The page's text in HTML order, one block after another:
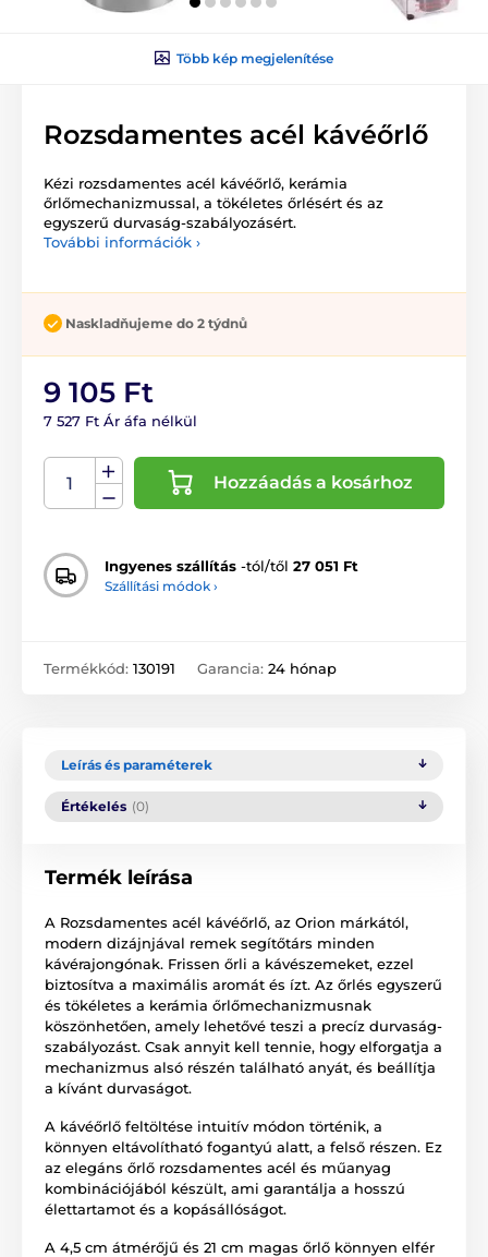
Több kép megjelenítése
Rozsdamentes acél kávéőrlő
Kézi rozsdamentes acél kávéőrlő, kerámia
őrlőmechanizmussal, a tökéletes őrlésért és az
egyszerű durvaság-szabályozásért.
További információk ›
Naskladňujeme do 2 týdnů
9 105 Ft
7 527 Ft Ár áfa nélkül
Hozzáadás a kosárhoz
Ingyenes szállítás -tól/től 27 051 Ft
Szállítási módok ›
Termékkód: 130191 Garancia: 24 hónap
Leírás és paraméterek
Értékelés (0)
Termék leírása
A Rozsdamentes acél kávéőrlő, az Orion márkától,
modern dizájnjával remek segítőtárs minden
kávérajongónak. Frissen őrli a kávészemeket, ezzel
biztosítva a maximális aromát és ízt. Az őrlés egyszerű
és tökéletes a kerámia őrlőmechanizmusnak
köszönhetően, amely lehetővé teszi a precíz durvaság-
szabályozást. Csak annyit kell tennie, hogy elforgatja a
mechanizmus alsó részén található anyát, és beállítja
a kívánt durvaságot.
A kávéőrlő feltöltése intuitív módon történik, a
könnyen eltávolítható fogantyú alatt, a felső részen. Ez
az elegáns őrlő rozsdamentes acél és műanyag
kombinációjából készült, ami garantálja a hosszú
élettartamot és a kopásállóságot.
A 4,5 cm átmérőjű és 21 cm magas őrlő könnyen elfér